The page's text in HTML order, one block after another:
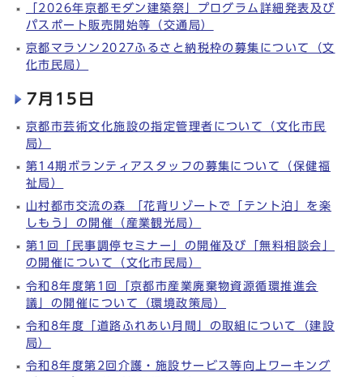
「2026年京都モダン建築祭」プログラム詳細発表及び
パスポート販売開始等（交通局）
京都マラソン2027ふるさと納税枠の募集について（文
化市民局）
7月15日
京都市芸術文化施設の指定管理者について（文化市民
局）
第14期ボランティアスタッフの募集について（保健福
祉局）
山村都市交流の森 「花背リゾートで「テント泊」を楽
しもう」の開催（産業観光局）
第1回「民事調停セミナー」の開催及び「無料相談会」
の開催について（文化市民局）
令和8年度第1回「京都市産業廃棄物資源循環推進会
議」の開催について（環境政策局）
令和8年度「道路ふれあい月間」の取組について（建設
局）
令和8年度第2回介護・施設サービス等向上ワーキング